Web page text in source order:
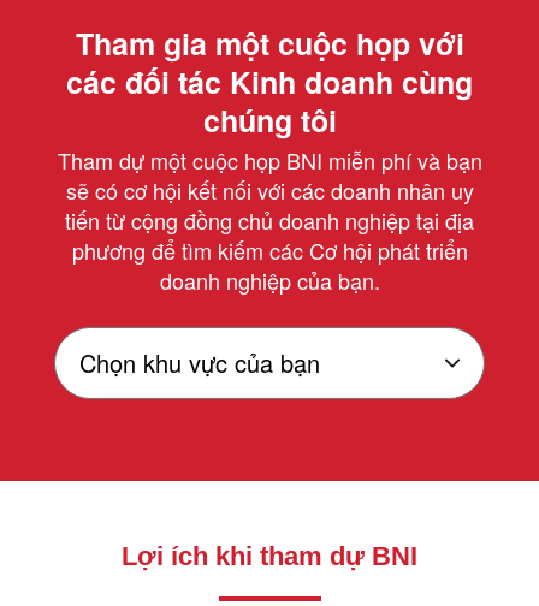
Tham gia một cuộc họp với
các đối tác Kinh doanh cùng
chúng tôi
Tham dự một cuộc họp BNI miễn phí và bạn
sẽ có cơ hội kết nối với các doanh nhân uy
tiến từ cộng đồng chủ doanh nghiệp tại địa
phương để tìm kiếm các Cơ hội phát triển
doanh nghiệp của bạn.
Lợi ích khi tham dự BNI